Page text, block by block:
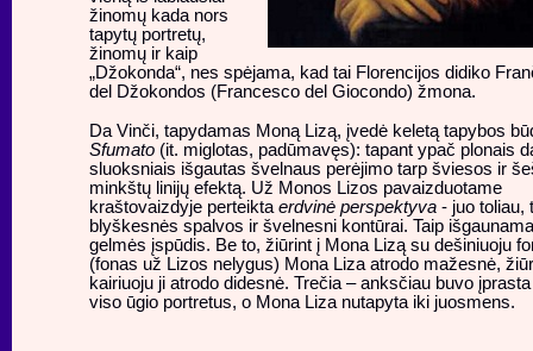
žinomų kada nors
tapytų portretų,
žinomų ir kaip
„Džokonda“, nes spėjama, kad tai Florencijos didiko
del Džokondos (Francesco del Giocondo) žmona.
Da Vinči, tapydamas Moną Lizą, įvedė keletą tapybos
Sfumato (it. miglotas, padūmavęs): tapant ypač plonais
sluoksniais išgautas švelnaus perėjimo tarp šviesos ir
minkštų linijų efektą. Už Monos Lizos pavaizduotame
kraštovaizdyje perteikta erdvinė perspektyva - juo toliau,
blyškesnės spalvos ir švelnesni kontūrai. Taip
gelmės įspūdis. Be to, žiūrint į Mona Lizą su dešiniuoju
(fonas už Lizos nelygus) Mona Liza atrodo mažesnė,
kairiuoju ji atrodo didesnė. Trečia – anksčiau buvo
viso ūgio portretus, o Mona Liza nutapyta iki juosmens.